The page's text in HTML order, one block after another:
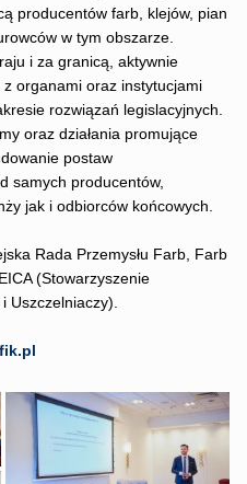
producentów farb, klejów, pian
w tym obszarze.
i za granicą, aktywnie
z organami oraz instytucjami
rozwiązań legislacyjnych.
oraz działania promujące
postaw
samych producentów,
jak i odbiorców końcowych.
Rada Przemysłu Farb, Farb
(Stowarzyszenie
Uszczelniaczy).